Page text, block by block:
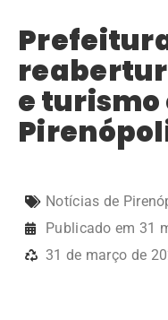
e turismo
Notícias de
Publicado em 31
31 de março de